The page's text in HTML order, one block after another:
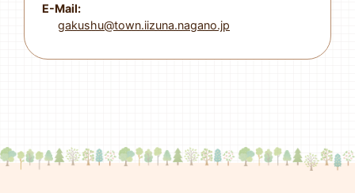
E-Mail:
gakushu@town.iizuna.nagano.jp